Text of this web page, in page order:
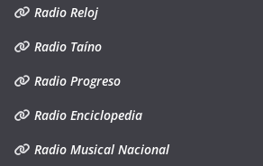
Radio Reloj
Radio Taíno
Radio Progreso
Radio Enciclopedia
Radio Musical Nacional